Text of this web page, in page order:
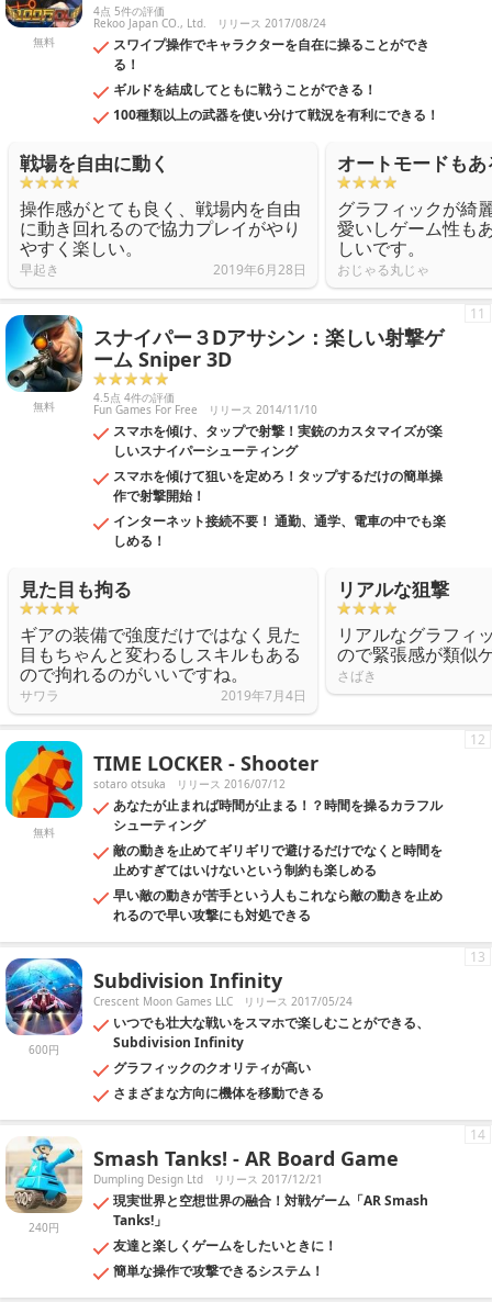
無料
4点 5件の評価
Rekoo Japan CO., Ltd. リリース 2017/08/24
スワイプ操作でキャラクターを自在に操ることができ
る！
ギルドを結成してともに戦うことができる！
100種類以上の武器を使い分けて戦況を有利にできる！
戦場を自由に動く
操作感がとても良く、戦場内を自由
に動き回れるので協力プレイがやり
やすく楽しい。
早起き 2019年6月28日
オートモードもあ
グラフィックが綺
愛いしゲーム性も
しいです。
おじゃる丸じゃ
無料
スナイパー３Dアサシン：楽しい射撃ゲ
ーム Sniper 3D
4.5点 4件の評価
Fun Games For Free リリース 2014/11/10
スマホを傾け、タップで射撃！実銃のカスタマイズが楽
しいスナイパーシューティング
スマホを傾けて狙いを定めろ！タップするだけの簡単操
作で射撃開始！
インターネット接続不要！ 通勤、通学、電車の中でも楽
しめる！
11
見た目も拘る
ギアの装備で強度だけではなく見た
目もちゃんと変わるしスキルもある
ので拘れるのがいいですね。
サワラ 2019年7月4日
リアルな狙撃
リアルなグラフィ
ので緊張感が類似
さばき
無料
TIME LOCKER - Shooter
sotaro otsuka リリース 2016/07/12
あなたが止まれば時間が止まる！？時間を操るカラフル
シューティング
敵の動きを止めてギリギリで避けるだけでなくと時間を
止めすぎてはいけないという制約も楽しめる
早い敵の動きが苦手という人もこれなら敵の動きを止め
れるので早い攻撃にも対処できる
12
600円
Subdivision Infinity
Crescent Moon Games LLC リリース 2017/05/24
いつでも壮大な戦いをスマホで楽しむことができる、
Subdivision Infinity
グラフィックのクオリティが高い
さまざまな方向に機体を移動できる
13
240円
Smash Tanks! - AR Board Game
Dumpling Design Ltd リリース 2017/12/21
現実世界と空想世界の融合！対戦ゲーム「AR Smash
Tanks!」
友達と楽しくゲームをしたいときに！
簡単な操作で攻撃できるシステム！
14